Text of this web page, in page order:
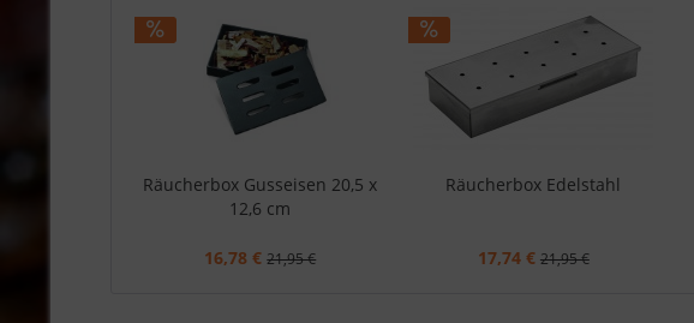
Räucherbox Gusseisen 20,5 x
12,6 cm
16,78 € 21,95 €
Räucherbox Edelstahl
17,74 € 21,95 €